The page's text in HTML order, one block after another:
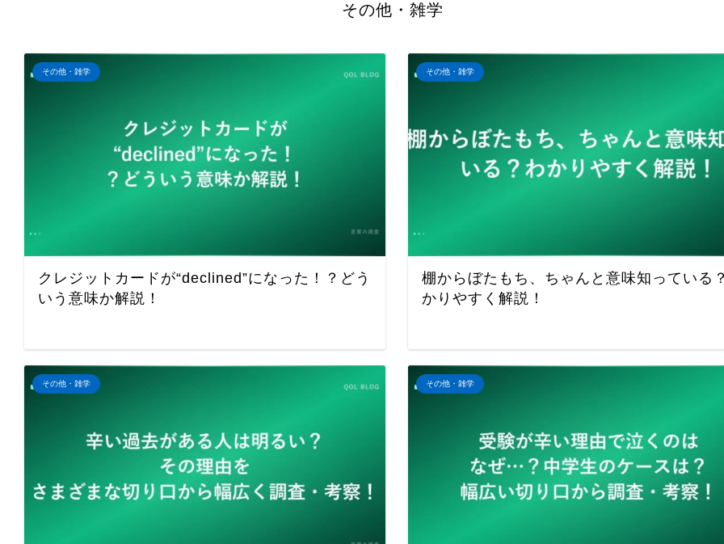
その他・雑学
その他・雑学
クレジットカードが“declined”になった！？どう
いう意味か解説！
その他・雑学
棚からぼたもち、ちゃんと意味知っている
かりやすく解説！
その他・雑学 その他・雑学